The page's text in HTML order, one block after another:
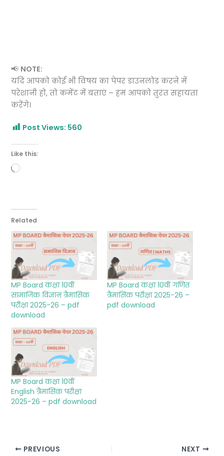
📢 NOTE:
यदि आपको कोई भी विषय का पेपर डाउनलोड करने में
परेशानी हो, तो कमेंट में बताएं – हम आपको तुरंत सहायता
करेंगे।
Post Views: 560
Like this:
Loading…
Related
MP Board कक्षा 10वीं
सामाजिक विज्ञान त्रैमासिक
परीक्षा 2025-26 – pdf
download
MP Board कक्षा 10वीं गणित
त्रैमासिक परीक्षा 2025-26 –
pdf download
MP Board कक्षा 10वीं
English त्रैमासिक परीक्षा
2025-26 – pdf download
PREVIOUS NEXT